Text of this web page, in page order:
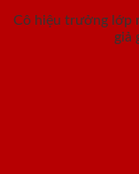
Cô hiệu trưởng lớp
giả